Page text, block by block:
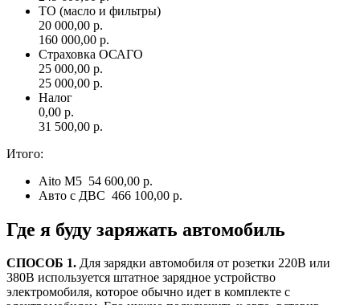
ТО (масло и фильтры)
20 000,00 р.
160 000,00 р.
Страховка ОСАГО
25 000,00 р.
25 000,00 р.
Налог
0,00 р.
31 500,00 р.
Итого:
Aito M5 54 600,00 р.
Авто с ДВС 466 100,00 р.
Где я буду заряжать автомобиль
СПОСОБ 1. Для зарядки автомобиля от розетки 220В или
380В используется штатное зарядное устройство
электромобиля, которое обычно идет в комплекте с